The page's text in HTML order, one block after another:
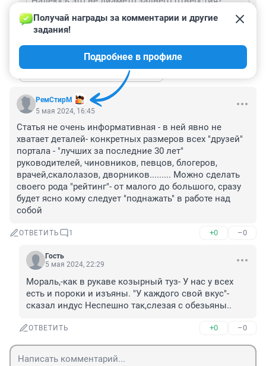
Гость, 🤣🤣🤣🤣🤣
ОТВЕТИТЬ +0 –0
Показать ещё 2 ответа
РемСтирМ
Получай награды за комментарии и другие
задания!
Подробнее в профиле
5 мая 2024, 16:45
Статья не очень информативная - в ней явно не
хватает деталей- конкретных размеров всех "друзей"
портала - "лучших за последние 30 лет"
руководителей, чиновников, певцов, блогеров,
врачей,скалолазов, дворников......... Можно сделать
своего рода "рейтинг"- от малого до большого, сразу
будет ясно кому следует "поднажать" в работе над
собой
ОТВЕТИТЬ 1 +0 –0
Гость
5 мая 2024, 22:29
Мораль,-как в рукаве козырный туз- У нас у всех
есть и пороки и изъяны. "У каждого свой вкус"-
сказал индус Неспешно так,слезая с обезьяны..
ОТВЕТИТЬ +0 –0